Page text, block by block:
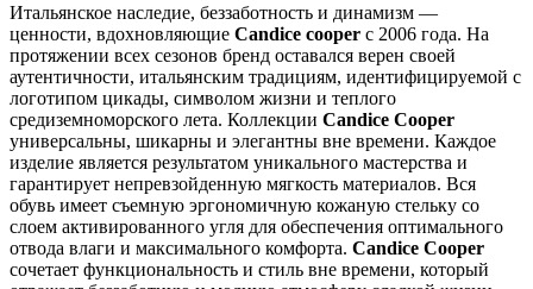
Итальянское наследие, беззаботность и динамизм —
ценности, вдохновляющие Candice cooper с 2006 года. На
протяжении всех сезонов бренд оставался верен своей
аутентичности, итальянским традициям, идентифицируемой с
логотипом цикады, символом жизни и теплого
средиземноморского лета. Коллекции Candice Cooper
универсальны, шикарны и элегантны вне времени. Каждое
изделие является результатом уникального мастерства и
гарантирует непревзойденную мягкость материалов. Вся
обувь имеет съемную эргономичную кожаную стельку со
слоем активированного угля для обеспечения оптимального
отвода влаги и максимального комфорта. Candice Cooper
сочетает функциональность и стиль вне времени, который